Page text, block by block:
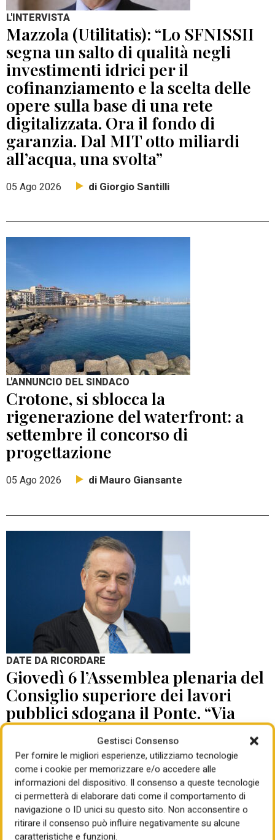
Gestisci Consenso
Per fornire le migliori esperienze, utilizziamo tecnologie
come i cookie per memorizzare e/o accedere alle
informazioni del dispositivo. Il consenso a queste tecnologie
ci permetterà di elaborare dati come il comportamento di
navigazione o ID unici su questo sito. Non acconsentire o
ritirare il consenso può influire negativamente su alcune
caratteristiche e funzioni.
L'INTERVISTA
Mazzola (Utilitatis): “Lo SFNISSII
segna un salto di qualità negli
investimenti idrici per il
cofinanziamento e la scelta delle
opere sulla base di una rete
digitalizzata. Ora il fondo di
garanzia. Dal MIT otto miliardi
all’acqua, una svolta”
05 Ago 2026 di Giorgio Santilli
L'ANNUNCIO DEL SINDACO
Crotone, si sblocca la
rigenerazione del waterfront: a
settembre il concorso di
progettazione
05 Ago 2026 di Mauro Giansante
DATE DA RICORDARE
Giovedì 6 l’Assemblea plenaria del
Consiglio superiore dei lavori
pubblici sdogana il Ponte. “Via
libera con prescrizioni”. Non
saranno né poche né leggere (350
pagine), progetto da adeguare
04 Ago 2026 di Giorgio Santilli